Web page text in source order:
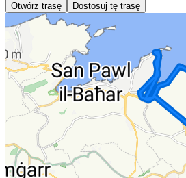
Otwórz trasę Dostosuj tę trasę